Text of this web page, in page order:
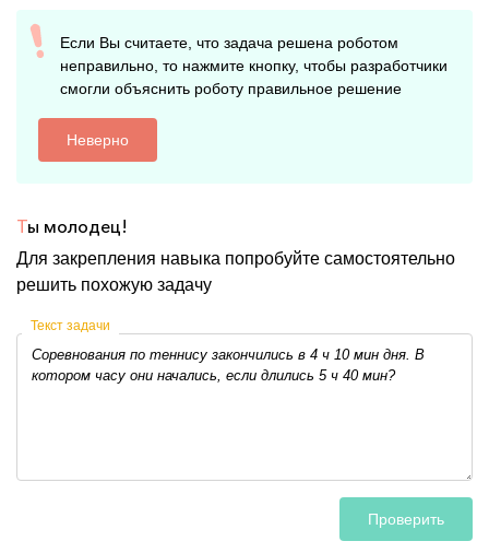
Если Вы считаете, что задача решена роботом
неправильно, то нажмите кнопку, чтобы разработчики
смогли объяснить роботу правильное решение
Неверно
Ты молодец!
Для закрепления навыка попробуйте самостоятельно
решить похожую задачу
Текст задачи
Проверить